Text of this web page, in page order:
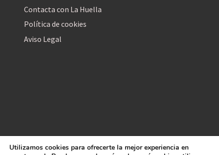
Contacta con La Huella
Política de cookies
Aviso Legal
Utilizamos cookies para ofrecerte la mejor experiencia en